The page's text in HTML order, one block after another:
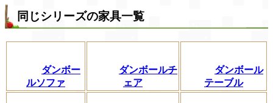
同じシリーズの家具一覧
ダンボー
ルソファ
ダンボールチ
ェア
ダンボール
テーブル